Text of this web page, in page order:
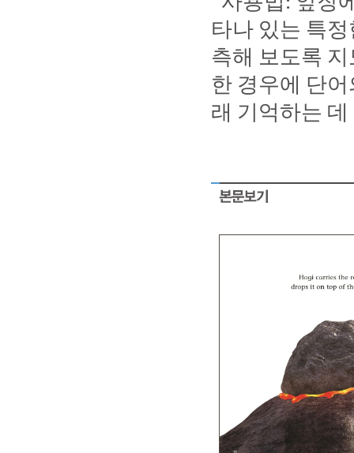
타나 있는 특정
측해 보도록
한 경우에 단어
래 기억하는 데